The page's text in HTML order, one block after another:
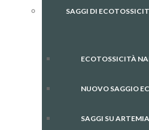
SAGGI DI
ECOTOSSICITÀ
NUOVO SAGGIO
SAGGI SU ARTEMIA